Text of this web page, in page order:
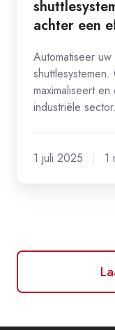
achter een
Automatiseer
maximaliseert
industriële sector.
1 juli 2025 1